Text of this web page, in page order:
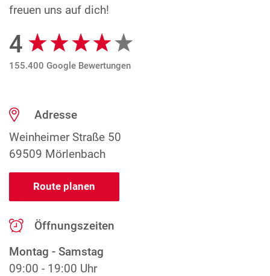
freuen uns auf dich!
Google Bewertungen
4
155.400 Google Bewertungen
Adresse
Weinheimer Straße 50
69509 Mörlenbach
Route planen
Öffnungszeiten
Montag - Samstag
09:00 - 19:00 Uhr